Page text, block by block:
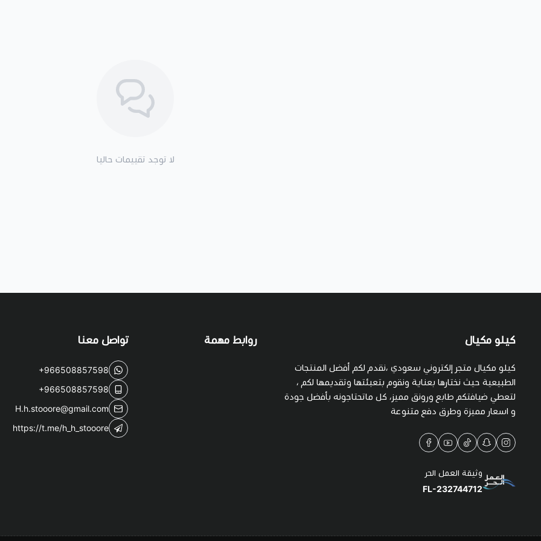
لا توجد تقييمات حاليا
كيلو مكيال
كيلو مكيال متجر إلكتروني سعودي ،نقدم لكم أفضل المنتجات
الطبيعية حيث نختارها بعناية ونقوم بتعبئتها وتقديمها لكم ،
لتعطي ضيافتكم طابع ورونق مميز، كل ماتحتاجونه بأفضل جودة
و اسعار مميزة وطرق دفع متنوعة
وثيقة العمل الحر
FL-232744712
روابط مهمة تواصل معنا
+966508857598
+966508857598
H.h.stooore@gmail.com
https://t.me/h_h_stooore